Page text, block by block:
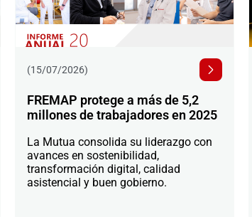
(15/07/2026)
FREMAP protege a más de 5,2
millones de trabajadores en 2025
La Mutua consolida su liderazgo con
avances en sostenibilidad,
transformación digital, calidad
asistencial y buen gobierno.